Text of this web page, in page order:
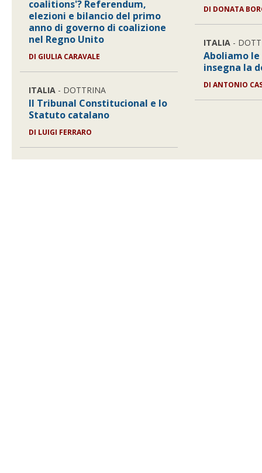
coalitions'? Referendum,
elezioni e bilancio del primo
anno di governo di coalizione
nel Regno Unito
DI GIULIA CARAVALE
ITALIA - DOTTRINA
Il Tribunal Constitucional e lo
Statuto catalano
DI LUIGI FERRARO
DI DONATA
ITALIA -
Aboliamo le
insegna la
DI ANTONIO